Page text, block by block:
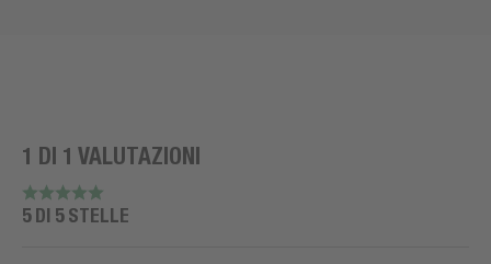
1 DI 1 VALUTAZIONI
5 DI 5 STELLE